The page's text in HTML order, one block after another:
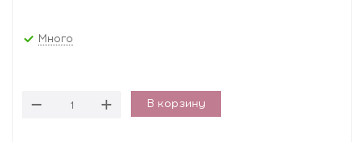
Много
В корзину